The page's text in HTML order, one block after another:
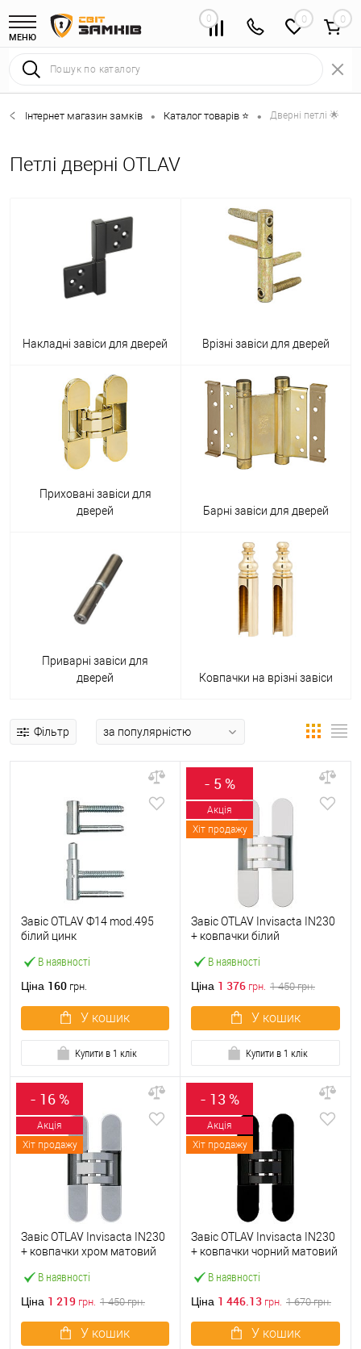
МЕНЮ
0 0
Інтернет магазин замків • Каталог товарів ⭐ • Дверні петлі 🌟
Петлі дверні OTLAV
Накладні завіси для дверей Врізні завіси для дверей
Приховані завіси для
дверей
Барні завіси для дверей
Приварні завіси для
дверей
Ковпачки на врізні завіси
Фільтр
В наявності
Завіс OTLAV Ф14 mod.495
білий цинк
Ціна 160 грн.
У кошик
Купити в 1 клік
- 5 %
Акція
Хіт продажу
В наявності
Завіс OTLAV Invisacta IN230
+ ковпачки білий
Ціна 1 376 грн. 1 450грн.
У кошик
Купити в 1 клік
- 16 %
Акція
Хіт продажу
В наявності
Завіс OTLAV Invisacta IN230
+ ковпачки хром матовий
Ціна 1 219 грн. 1 450грн.
У кошик
- 13 %
Акція
Хіт продажу
В наявності
Завіс OTLAV Invisacta IN230
+ ковпачки чорний матовий
Ціна 1 446.13 грн. 1 670грн.
У кошик